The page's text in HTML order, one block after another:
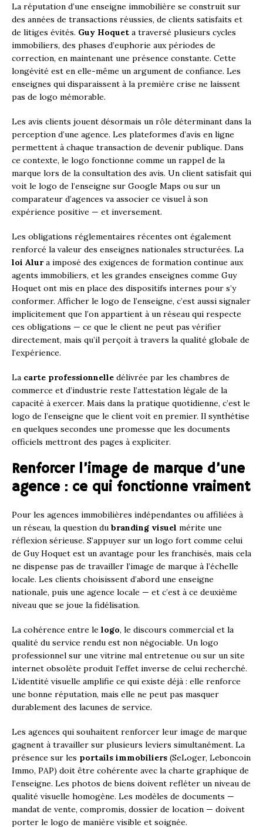
La réputation d’une enseigne immobilière se construit sur
des années de transactions réussies, de clients satisfaits et
de litiges évités. Guy Hoquet a traversé plusieurs cycles
immobiliers, des phases d’euphorie aux périodes de
correction, en maintenant une présence constante. Cette
longévité est en elle-même un argument de confiance. Les
enseignes qui disparaissent à la première crise ne laissent
pas de logo mémorable.
Les avis clients jouent désormais un rôle déterminant dans la
perception d’une agence. Les plateformes d’avis en ligne
permettent à chaque transaction de devenir publique. Dans
ce contexte, le logo fonctionne comme un rappel de la
marque lors de la consultation des avis. Un client satisfait qui
voit le logo de l’enseigne sur Google Maps ou sur un
comparateur d’agences va associer ce visuel à son
expérience positive — et inversement.
Les obligations réglementaires récentes ont également
renforcé la valeur des enseignes nationales structurées. La
loi Alura imposé des exigences de formation continue aux
agents immobiliers, et les grandes enseignes comme Guy
Hoquet ont mis en place des dispositifs internes pour s’y
conformer. Afficher le logo de l’enseigne, c’est aussi signaler
implicitement que l’on appartient à un réseau qui respecte
ces obligations — ce que le client ne peut pas vérifier
directement, mais qu’il perçoit à travers la qualité globale de
l’expérience.
La carte professionnelle délivrée par les chambres de
commerce et d’industrie reste l’attestation légale de la
capacité à exercer. Mais dans la pratique quotidienne, c’est le
logo de l’enseigne que le client voit en premier. Il synthétise
en quelques secondes une promesse que les documents
officiels mettront des pages à expliciter.
Renforcer l’image de marque d’une
agence : ce qui fonctionne vraiment
Pour les agences immobilières indépendantes ou affiliées à
un réseau, la question du branding visuel mérite une
réflexion sérieuse. S’appuyer sur un logo fort comme celui
de Guy Hoquet est un avantage pour les franchisés, mais cela
ne dispense pas de travailler l’image de marque à l’échelle
locale. Les clients choisissent d’abord une enseigne
nationale, puis une agence locale — et c’est à ce deuxième
niveau que se joue la fidélisation.
La cohérence entre le logo, le discours commercial et la
qualité du service rendu est non négociable. Un logo
professionnel sur une vitrine mal entretenue ou sur un site
internet obsolète produit l’effet inverse de celui recherché.
L’identité visuelle amplifie ce qui existe déjà : elle renforce
une bonne réputation, mais elle ne peut pas masquer
durablement des lacunes de service.
Les agences qui souhaitent renforcer leur image de marque
gagnent à travailler sur plusieurs leviers simultanément. La
présence sur les portails immobiliers (SeLoger, Leboncoin
Immo, PAP) doit être cohérente avec la charte graphique de
l’enseigne. Les photos de biens doivent refléter un niveau de
qualité visuelle homogène. Les modèles de documents —
mandat de vente, compromis, dossier de location — doivent
porter le logo de manière visible et soignée.